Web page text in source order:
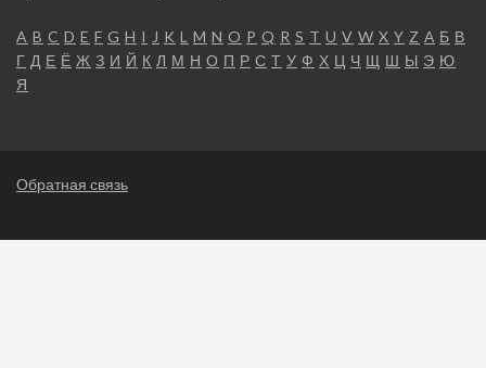
A B C D E F G H I J K L M N O P Q R S T U V W X Y Z А Б В
Г Д Е Ё Ж З И Й К Л М Н О П Р С Т У Ф Х Ц Ч Щ Ш Ы Э Ю
Я
Обратная связь